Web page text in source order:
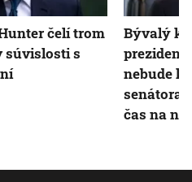
čelí trom
súvislosti s
Bývalý
nebude
senátora
čas na